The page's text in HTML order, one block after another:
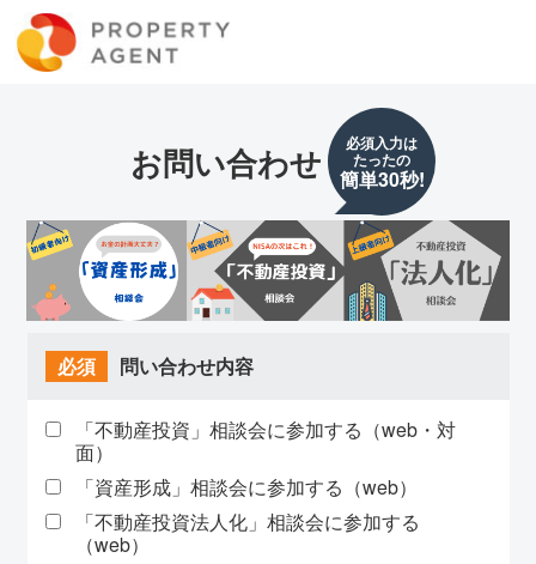
お問い合わせ 必須入力は
たったの
簡単30秒!
必須 問い合わせ内容
「不動産投資」相談会に参加する（web・対
面）
「資産形成」相談会に参加する（web）
「不動産投資法人化」相談会に参加する
（web）